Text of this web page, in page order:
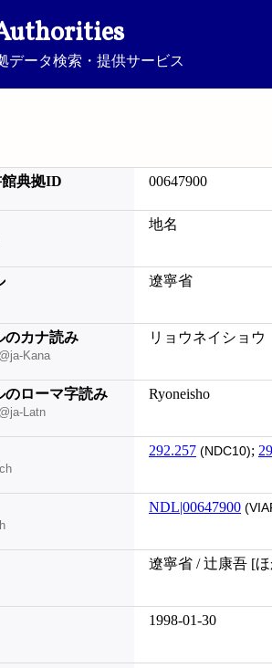
データ検索・提供サービス
典拠ID 00647900
地名
遼寧省
のカナ読み
Kana
リョウネイショウ
のローマ字読み
Latn
Ryoneisho
292.257 (NDC10);
NDL|00647900
遼寧省 / 辻康吾 [
1998-01-30